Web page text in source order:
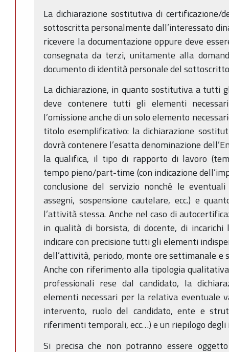
La dichiarazione sostitutiva di certificazione/
sottoscritta personalmente dall’interessato
ricevere la documentazione oppure deve
consegnata da terzi, unitamente alla
documento di identità personale del
La dichiarazione, in quanto sostitutiva a
deve contenere tutti gli elementi
l’omissione anche di un solo elemento
titolo esemplificativo: la dichiarazione
dovrà contenere l’esatta denominazione
la qualifica, il tipo di rapporto di lavoro
tempo pieno/part-time (con indicazione
conclusione del servizio nonché le
assegni, sospensione cautelare, ecc.) e
l’attività stessa. Anche nel caso di
in qualità di borsista, di docente, di incarichi
indicare con precisione tutti gli elementi
dell’attività, periodo, monte ore settimanale e
Anche con riferimento alla tipologia
professionali rese dal candidato, la
elementi necessari per la relativa eventuale
intervento, ruolo del candidato, ente e
riferimenti temporali, ecc…) e un riepilogo
Si precisa che non potranno essere